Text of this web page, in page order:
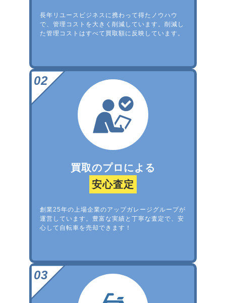
長年リユースビジネスに携わって得たノウハウ
で、管理コストを大きく削減しています。削減し
た管理コストはすべて買取額に反映しています。
買取のプロによる
安心査定
創業25年の上場企業のアップガレージグループが
運営しています。豊富な実績と丁寧な査定で、安
心して自転車を売却できます！